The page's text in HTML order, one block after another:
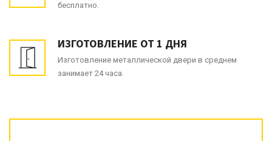
бесплатно.
ИЗГОТОВЛЕНИЕ ОТ 1 ДНЯ
Изготовление металлической двери в среднем
занимает 24 часа.